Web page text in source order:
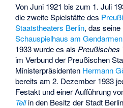
Von Juni 1921 bis zum 1. Juli
die zweite Spielstätte des
Staatstheaters Berlin, das
Schauspielhaus am
1933 wurde es als Preußisches
im Verbund der Preußischen
Ministerpräsidenten Hermann
bereits am 2. Dezember 1933
Festakt und einer Aufführung
Tellin den Besitz der Stadt